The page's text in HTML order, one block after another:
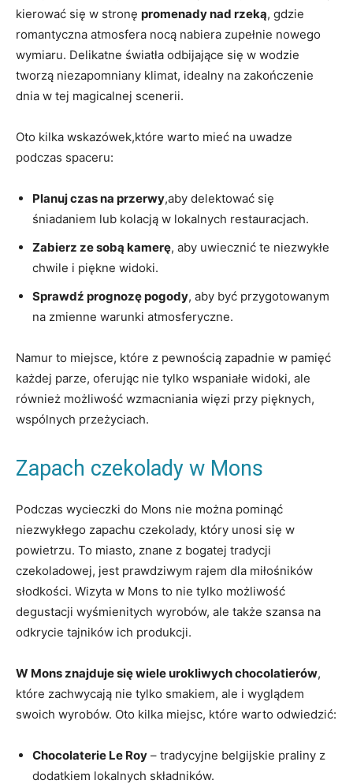
⁤kierować się w stronę⁣ promenady ‍nad rzeką, gdzie
romantyczna ⁢atmosfera nocą nabiera zupełnie nowego
wymiaru. Delikatne światła⁣ odbijające się w⁣ wodzie
tworzą niezapomniany ‌klimat, idealny na zakończenie
dnia w tej magicalnej scenerii.
Oto kilka wskazówek,które warto mieć‍ na uwadze
podczas spaceru:
Planuj czas na przerwy,aby delektować się⁣
śniadaniem lub kolacją w ⁤lokalnych restauracjach.
Zabierz ze sobą kamerę, aby uwiecznić te niezwykłe
chwile ​i piękne widoki.
Sprawdź prognozę pogody, aby być przygotowanym
na zmienne warunki atmosferyczne.
Namur‌ to miejsce, które z pewnością zapadnie w pamięć
każdej parze, oferując⁣ nie tylko wspaniałe widoki, ‌ale
również możliwość wzmacniania więzi przy pięknych,
wspólnych⁣ przeżyciach.
Zapach czekolady w Mons
Podczas wycieczki do Mons⁢ nie można pominąć
niezwykłego zapachu czekolady, który unosi się w
powietrzu. To miasto, ​znane z bogatej tradycji
czekoladowej, jest prawdziwym rajem dla miłośników
słodkości. Wizyta w Mons to nie tylko możliwość⁤
degustacji wyśmienitych wyrobów, ale ​także szansa na
odkrycie tajników ich produkcji.
W Mons znajduje się⁢ wiele urokliwych chocolatierów,
które zachwycają nie tylko smakiem, ale i wyglądem
swoich wyrobów. Oto‌ kilka miejsc,⁢ które warto odwiedzić:
Chocolaterie Le Roy – tradycyjne⁤ belgijskie praliny z
dodatkiem lokalnych składników.